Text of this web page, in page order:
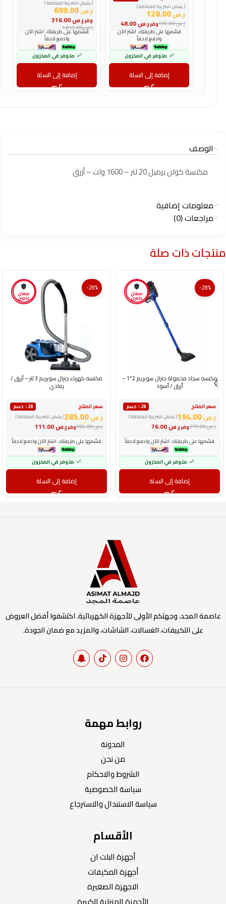
( يشمل الضريبة المضافة )
ر.س128.00
وفرر.س ر.س176.00
قسّمها على طريقتك. اشترِ الآن
وادفع لاحقاً
متوفر في المخزون
إضافة إلى السلة
( يشمل الضريبة المضافة )
ر.س699.00
وفرر.س
ر.س1,015.00
قسّمها على طريقتك. اشترِ الآن
وادفع لاحقاً
متوفر في المخزون
إضافة إلى السلة
الوصف
مكنسة كولن برميل 20 لتر – 1600 وات – أزرق
معلومات إضافية
مراجعات (0)
منتجات ذات صلة
ضمان
عامين
-28%
مكنسه سجاد محمولة جنرال سوبريم 2*1 –
أزرق / أسود
سعر المنتج
٪28 خصم
( يشمل الضريبة المضافة )
ر.س
وفرر.س ر.س270.00
قسّمها على طريقتك. اشترِ الآن وادفع لاحقاً
متوفر في المخزون
إضافة إلى السلة
ضمان
عامين
-28%
مكنسه كهرباء جنرال سوبريم 3 لتر – أزرق /
رمادي
سعر المنتج
٪28 خصم
( يشمل الضريبة المضافة )
ر.س
وفرر.س ر.س396.00
قسّمها على طريقتك. اشترِ الآن وادفع لاحقاً
متوفر في المخزون
إضافة إلى السلة
عاصمة المجد، وجهتكم الأولى للأجهزة الكهربائية. اكتشفوا أفضل العروض
على التكييفات، الغسالات، الشاشات، والمزيد مع ضمان الجودة.
روابط مهمة
المدونة
من نحن
الشروط والاحكام
سياسة الخصوصية
سياسة الاستبدال والاسترجاع
الأقسام
أجهزة البلت ان
أجهزة المكيفات
الاجهزة الصغيرة